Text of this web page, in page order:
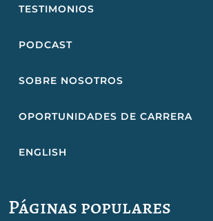
TESTIMONIOS
PODCAST
SOBRE NOSOTROS
OPORTUNIDADES DE CARRERA
ENGLISH
Páginas populares